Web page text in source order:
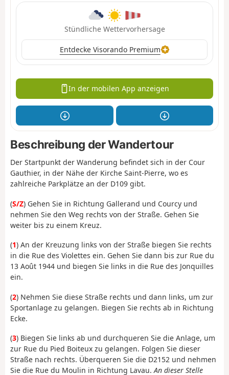
Stündliche Wettervorhersage
Entdecke Visorando Premium
In der mobilen App anzeigen
Beschreibung der Wandertour
Der Startpunkt der Wanderung befindet sich in der Cour
Gauthier, in der Nähe der Kirche Saint-Pierre, wo es
zahlreiche Parkplätze an der D109 gibt.
(S/Z) Gehen Sie in Richtung Gallerand und Courcy und
nehmen Sie den Weg rechts von der Straße. Gehen Sie
weiter bis zu einem Kreuz.
(1) An der Kreuzung links von der Straße biegen Sie rechts
in die Rue des Violettes ein. Gehen Sie dann bis zur Rue du
13 Août 1944 und biegen Sie links in die Rue des Jonquilles
ein.
(2) Nehmen Sie diese Straße rechts und dann links, um zur
Sportanlage zu gelangen. Biegen Sie rechts ab in Richtung
Ecke.
(3) Biegen Sie links ab und durchqueren Sie die Anlage, um
zur Rue du Pied Boiteux zu gelangen. Folgen Sie dieser
Straße nach rechts. Überqueren Sie die D2152 und nehmen
Sie die Rue du Moulin in Richtung Lavau.An dieser Stelle